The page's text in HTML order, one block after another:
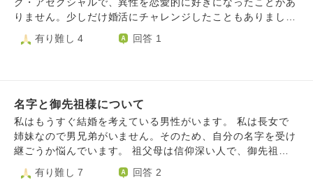
りません。少しだけ婚活にチャレンジしたこともありました
が、ストレスで敗走してしまいました） そんな私のこと
と、継承する先がない家や財産のことが気にかかるようで、
す。家や子孫が続いて欲しいという気持ちもあるようです。
私はそれを聞くたびズンと気持ちが落ち込んでしまいます。
財産を相続させるためだけに養子を取るなんて変に割り切り
のいいこと、私にはできそうもない。だいたい、どこの誰を
よ！と怒りたくなる気持ちもある。でも、そう割り切れずに
有り難し 4 回答 1
名字と御先祖様について
私はもうすぐ結婚を考えている男性がいます。 私は長女で
姉妹なので男兄弟がいません。そのため、自分の名字を受け
継ごうか悩んでいます。 祖父母は信仰深い人で、御先祖を
とても大切にしています。 その気持ちを受け継ぐ意味でも
名字を継承しようと思っていますが、結婚して名字が変わる
有り難し 7 回答 2